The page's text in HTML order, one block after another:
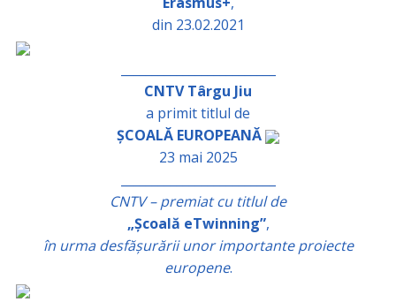
din 23.02.2021
CNTV Târgu Jiu
a primit titlul de
ȘCOALĂ EUROPEANĂ
23 mai 2025
CNTV – premiat cu titlul de
„Școală eTwinning”,
în urma desfășurării unor importante proiecte
europene.